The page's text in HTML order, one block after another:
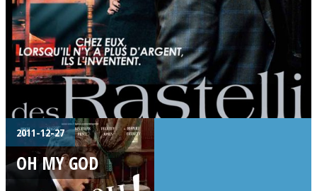
2011-12-27
OH MY GOD